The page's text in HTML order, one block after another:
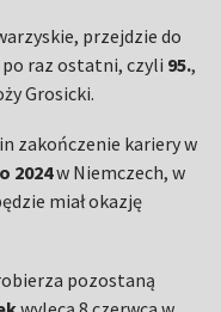
przejdzie do
raz ostatni, czyli 95.,
Grosicki.
zakończenie kariery w
2024w Niemczech, w
miał okazję
pozostaną